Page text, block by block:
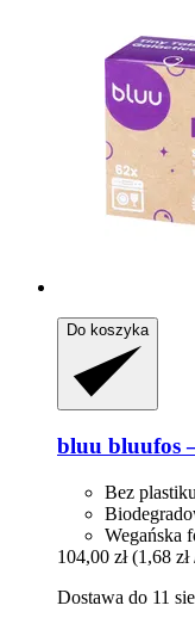
Do koszyka
bluu bluufos
Bez plastiku
Wegańska
104,00 zł (1,68 zł
Dostawa do 11